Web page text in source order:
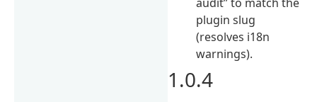
plugin slug
(resolves i18n
warnings).
1.0.4